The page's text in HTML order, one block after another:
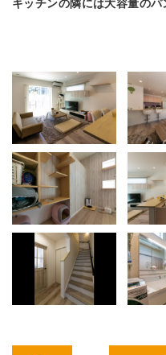
キッチンの隣には大容量の